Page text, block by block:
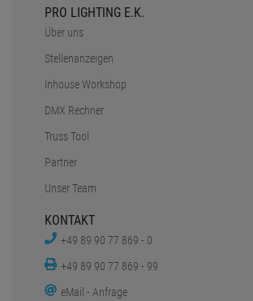
PRO LIGHTING E.K.
Über uns
Stellenanzeigen
Inhouse Workshop
DMX Rechner
Truss Tool
Partner
Unser Team
KONTAKT
+49 89 90 77 869 - 0
+49 89 90 77 869 - 99
eMail - Anfrage